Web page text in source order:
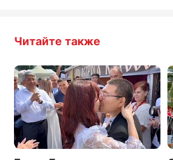
Читайте также